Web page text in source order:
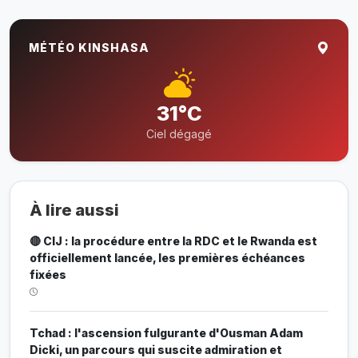
MÉTÉO KINSHASA
31°C
Ciel dégagé
À lire aussi
🔴 CIJ : la procédure entre la RDC et le Rwanda est
officiellement lancée, les premières échéances
fixées
Tchad : l'ascension fulgurante d'Ousman Adam
Dicki, un parcours qui suscite admiration et